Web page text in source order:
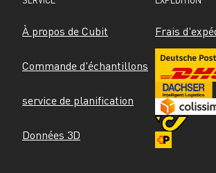
À propos de Cubit
Commande d'échantillons
service de planification
Données 3D
Frais